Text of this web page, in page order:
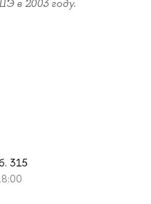
в 2003 году.
315